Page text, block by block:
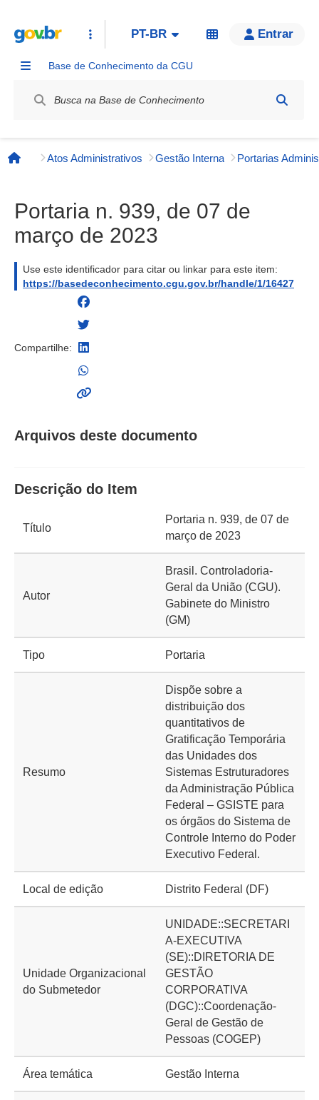
PT-BR Entrar
Base de Conhecimento da CGU
Página inicial
Atos Administrativos Gestão Interna
Portaria n. 939, de 07 de
março de 2023
Use este identificador para citar ou linkar para este item:
https://basedeconhecimento.cgu.gov.br/handle/1/16427
Compartilhe:
Arquivos deste documento
Descrição do Item
Título
Portaria n. 939, de 07 de
março de 2023
Autor
Brasil. Controladoria-
Geral da União (CGU).
Gabinete do Ministro
(GM)
Tipo Portaria
Resumo
Dispõe sobre a
distribuição dos
quantitativos de
Gratificação Temporária
das Unidades dos
Sistemas Estruturadores
da Administração Pública
Federal – GSISTE para
os órgãos do Sistema de
Controle Interno do Poder
Executivo Federal.
Local de edição Distrito Federal (DF)
Unidade Organizacional
do Submetedor
UNIDADE::SECRETARI
A-EXECUTIVA
(SE)::DIRETORIA DE
GESTÃO
CORPORATIVA
(DGC)::Coordenação-
Geral de Gestão de
Pessoas (COGEP)
Área temática Gestão Interna